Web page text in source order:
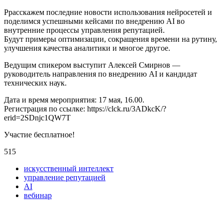
Ррасскажем последние новости использования нейросетей и
поделимся успешными кейсами по внедрению AI во
внутренние процессы управления репутацией.
Будут примеры оптимизации, сокращения времени на рутину,
улучшения качества аналитики и многое другое.
Ведущим спикером выступит Алексей Смирнов —
руководитель направления по внедрению AI и кандидат
технических наук.
Дата и время мероприятия: 17 мая, 16.00.
Регистрация по ссылке: https://clck.ru/3ADkcK/?
erid=2SDnjc1QW7T
Участие бесплатное!
515
искусственный интеллект
управление репутацией
AI
вебинар